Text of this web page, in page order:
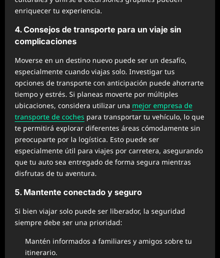
enriquecer tu experiencia.
4. Consejos de transporte para un viaje sin
complicaciones
Moverse en un destino nuevo puede ser un desafío,
especialmente cuando viajas solo. Investigar tus
opciones de transporte con anticipación puede ahorrarte
tiempo y estrés. Si planeas moverte por múltiples
ubicaciones, considera utilizar una mejor empresa de
transporte de coches para transportar tu vehículo, lo que
te permitirá explorar diferentes áreas cómodamente sin
preocuparte por la logística. Esto puede ser
especialmente útil para viajes por carretera, asegurando
que tu auto sea entregado de forma segura mientras
disfrutas de tu aventura.
5. Mantente conectado y seguro
Si bien viajar solo puede ser liberador, la seguridad
siempre debe ser una prioridad:
Mantén informados a familiares y amigos sobre tu
itinerario.